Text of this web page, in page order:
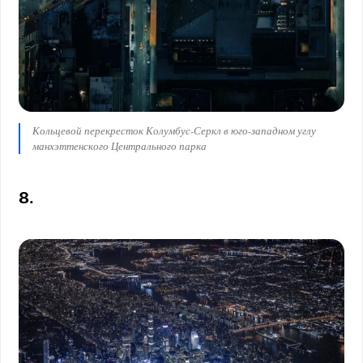
Кольцевой перекресток Колумбус-Серкл в юго-западном углу
манхэттенского Центрального парка
8.